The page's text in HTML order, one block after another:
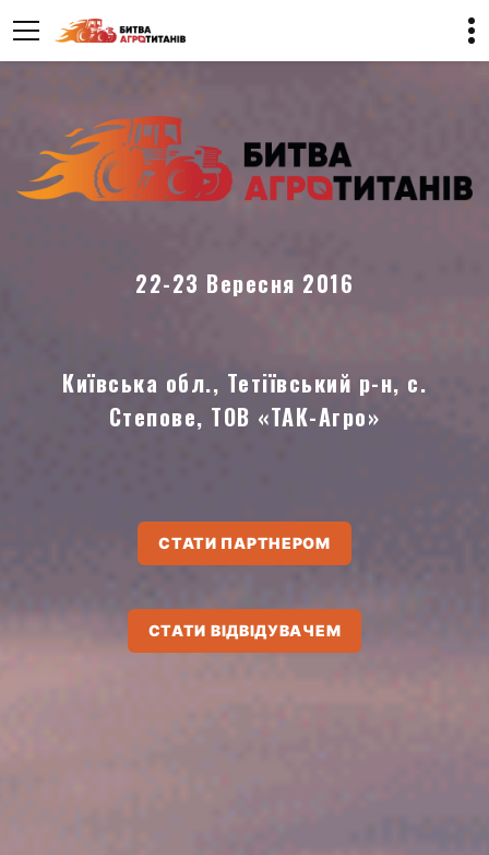
22-23 Вересня 2016
Київська обл., Тетіївський р-н, с.
Степове, ТОВ «ТАК-Агро»
СТАТИ ПАРТНЕРОМ
СТАТИ ВІДВІДУВАЧЕМ